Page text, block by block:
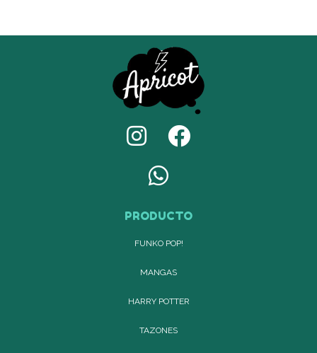
PRODUCTO
FUNKO POP!
MANGAS
HARRY POTTER
TAZONES